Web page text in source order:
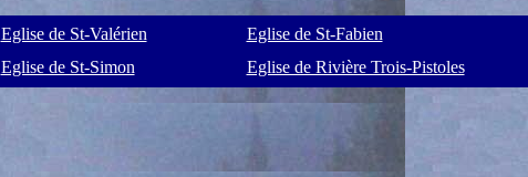
Eglise de St-Valérien
Eglise de St-Fabien
Eglise de St-Simon Eglise de Rivière Trois-Pistoles